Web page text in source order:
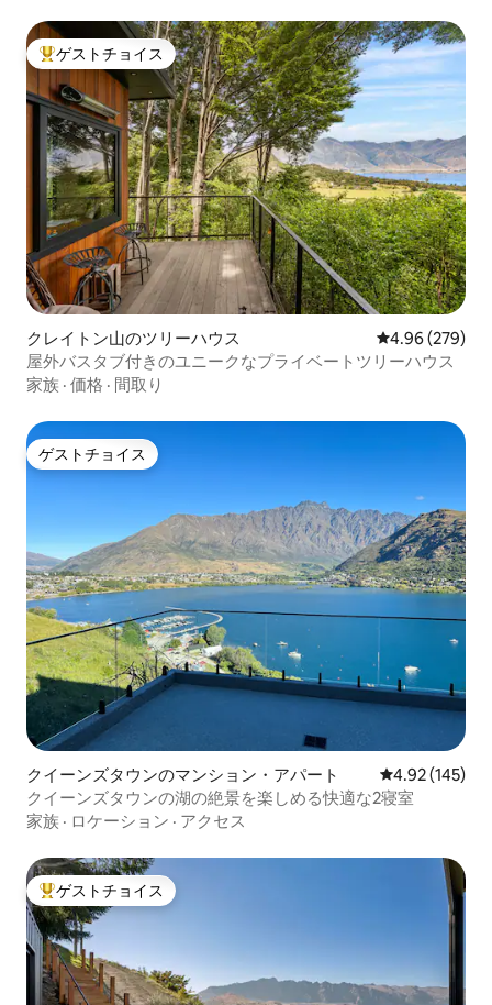
大好評のゲストチョイスです。
ゲストチョイス
クレイトン山のツリーハウス レビュー279
4.96 (279)
屋外バスタブ付きのユニークなプライベートツリーハウス
家族 · 価格 · 間取り
ゲストチョイス
ゲストチョイス
クイーンズタウンのマンション・アパート レビュー145
4.92 (145)
クイーンズタウンの湖の絶景を楽しめる快適な2寝室
家族 · ロケーション · アクセス
大好評のゲストチョイスです。
ゲストチョイス